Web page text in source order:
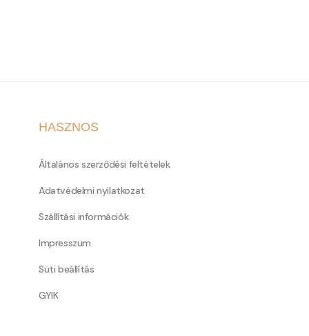
HASZNOS
Általános szerződési feltételek
Adatvédelmi nyilatkozat
Szállítási információk
Impresszum
Süti beállítás
GYIK